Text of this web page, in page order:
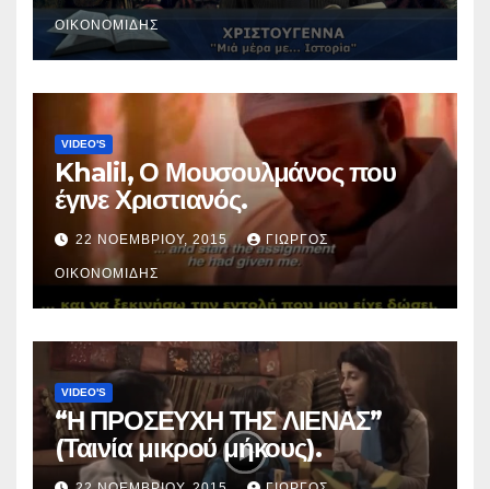
ΟΙΚΟΝΟΜΊΔΗΣ
VIDEO'S
Khalil, Ο Μουσουλμάνος που
έγινε Χριστιανός.
22 ΝΟΕΜΒΡΊΟΥ, 2015 ΓΙΏΡΓΟΣ
ΟΙΚΟΝΟΜΊΔΗΣ
VIDEO'S
“Η ΠΡΟΣΕΥΧΗ ΤΗΣ ΛΙΕΝΑΣ”
(Ταινία μικρού μήκους).